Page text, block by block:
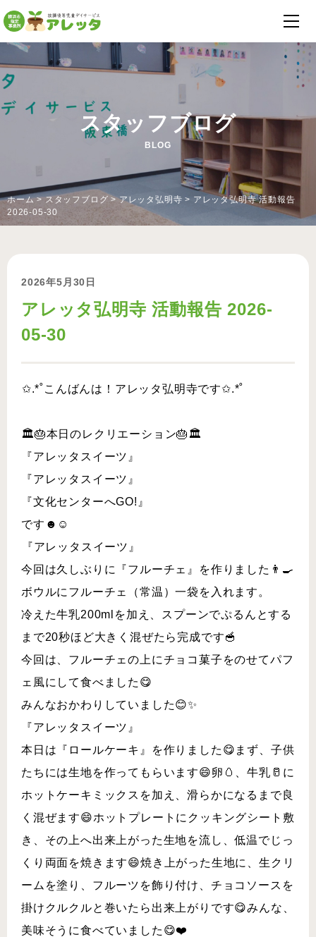
スタッフブログ
BLOG
ホーム>スタッフブログ >アレッタ弘明寺 > アレッタ弘明寺 活動報告
2026-05-30
2026年5月30日
アレッタ弘明寺 活動報告 2026-
05-30
︎︎✩.*˚こんばんは！アレッタ弘明寺です✩.*˚
🏛️🎂本日のレクリエーション🎂🏛️
『アレッタスイーツ』
『アレッタスイーツ』
『文化センターへGO!』
です☻☺︎
⁡『アレッタスイーツ』
今回は久しぶりに『フルーチェ』を作りました👨🍳
ボウルにフルーチェ（常温）一袋を入れます。
冷えた牛乳200mlを加え、スプーンでぷるんとする
まで20秒ほど大きく混ぜたら完成です🥣
今回は、フルーチェの上にチョコ菓子をのせてパフ
ェ風にして食べました😋
みんなおかわりしていました😊✨
『アレッタスイーツ』
本日は『ロールケーキ』を作りました😋まず、子供
たちには生地を作ってもらいます😄卵🥚、牛乳🥛に
ホットケーキミックスを加え、滑らかになるまで良
く混ぜます😄ホットプレートにクッキングシート敷
き、その上へ出来上がった生地を流し、低温でじっ
くり両面を焼きます😄焼き上がった生地に、生クリ
ームを塗り、フルーツを飾り付け、チョコソースを
掛けクルクルと巻いたら出来上がりです😋みんな、
美味そうに食べていました😋❤️